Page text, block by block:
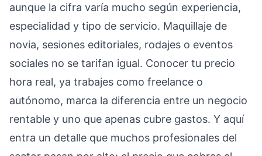
aunque la cifra varía mucho según experiencia,
especialidad y tipo de servicio. Maquillaje de
novia, sesiones editoriales, rodajes o eventos
sociales no se tarifan igual. Conocer tu precio
hora real, ya trabajes como freelance o
autónomo, marca la diferencia entre un negocio
rentable y uno que apenas cubre gastos. Y aquí
entra un detalle que muchos profesionales del